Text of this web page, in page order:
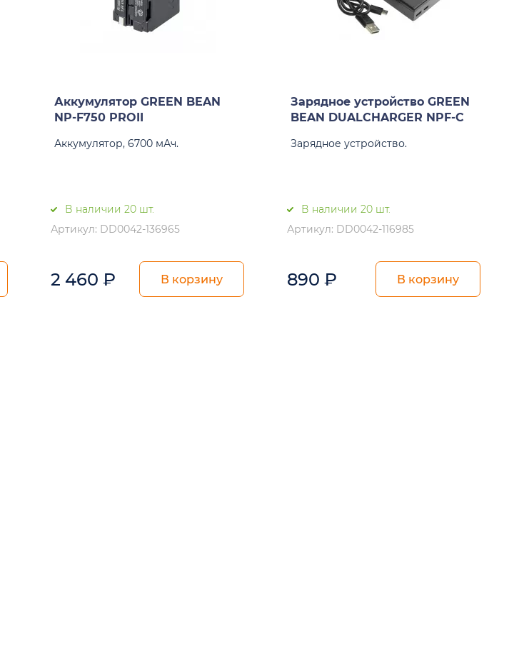
Аккумулятор GREEN BEAN
NP-F750 PROII
Аккумулятор, 6700 мАч.
В наличии 20 шт.
Артикул: DD0042-136965
2 460 ₽ В корзину
Зарядное устройство GREEN
BEAN DUALCHARGER NPF-C
Зарядное устройство.
В наличии 20 шт.
Артикул: DD0042-116985
890 ₽ В корзину